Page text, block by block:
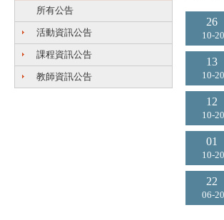
所有公告
活動資訊公告
課程資訊公告
教師資訊公告
10
26
10
13
10
12
10
01
06
22